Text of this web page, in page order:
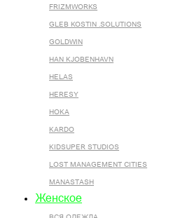
FRIZMWORKS
GLEB KOSTIN .SOLUTIONS
GOLDWIN
HAN KJOBENHAVN
HELAS
HERESY
HOKA
KARDO
KIDSUPER STUDIOS
LOST MANAGEMENT CITIES
MANASTASH
Женское